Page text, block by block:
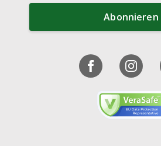
Abonnieren